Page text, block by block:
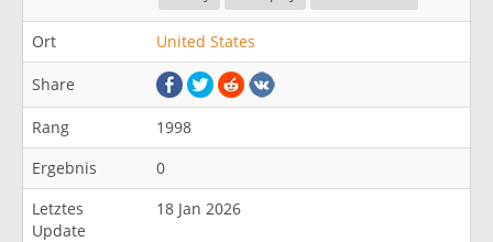
Ort United States
Share
Rang
1998
Ergebnis
0
Letztes
Update
18 Jan 2026